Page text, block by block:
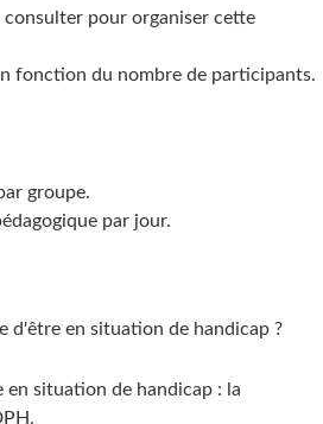
consulter pour organiser cette
fonction du nombre de participants.
groupe.
par jour.
d'être en situation de handicap ?
en situation de handicap : la